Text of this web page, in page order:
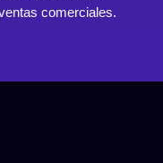
comerciales.